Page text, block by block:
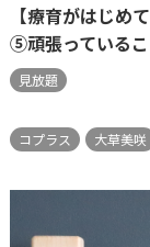
【療育がはじめ
⑤頑張っている
見放題
コプラス 大草美咲